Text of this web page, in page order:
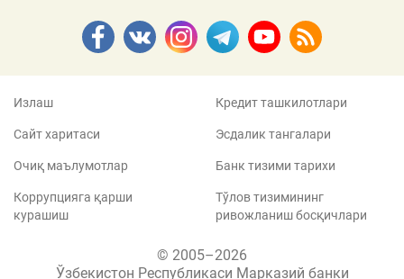
Излаш
Сайт харитаси
Очиқ маълумотлар
Коррупцияга қарши
курашиш
Кредит ташкилотлари
Эсдалик тангалари
Банк тизими тарихи
Тўлов тизимининг
ривожланиш босқичлари
© 2005–2026
Ўзбекистон Республикаси Марказий банки